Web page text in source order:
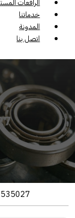
الرافعات
خدماتنا
المدونة
اتصل بنا